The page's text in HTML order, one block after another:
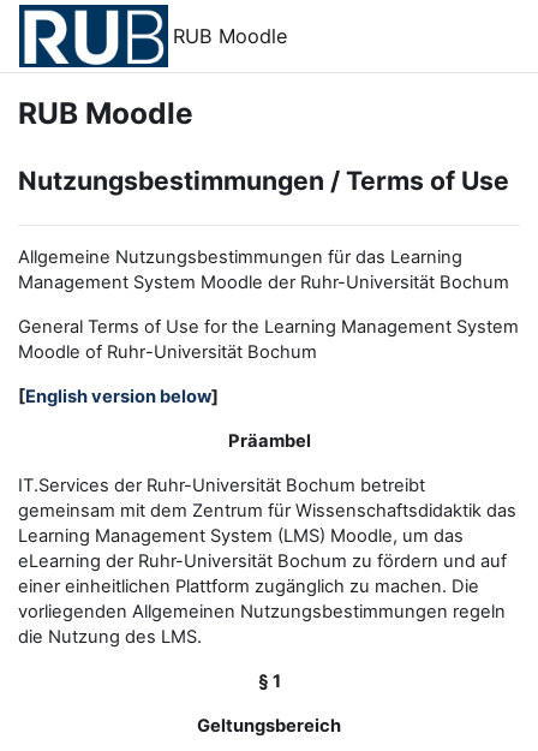
Zum Hauptinhalt
RUB Moodle
RUB Moodle
Nutzungsbestimmungen / Terms of Use
Allgemeine Nutzungsbestimmungen für das Learning
Management System Moodle der Ruhr-Universität Bochum
General Terms of Use for the Learning Management System
Moodle of Ruhr-Universität Bochum
[English version below]
Präambel
IT.Services der Ruhr-Universität Bochum betreibt
gemeinsam mit dem Zentrum für Wissenschaftsdidaktik das
Learning Management System (LMS) Moodle, um das
eLearning der Ruhr-Universität Bochum zu fördern und auf
einer einheitlichen Plattform zugänglich zu machen. Die
vorliegenden Allgemeinen Nutzungsbestimmungen regeln
die Nutzung des LMS.
§ 1
Geltungsbereich